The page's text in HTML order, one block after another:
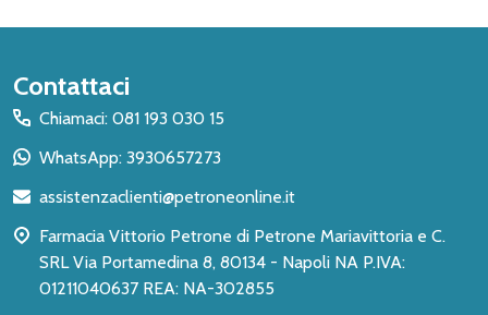
Inizio
del
piè
pagina
Contattaci
Chiamaci: 081 193 030 15
WhatsApp: 3930657273
assistenzaclienti@petroneonline.it
Farmacia Vittorio Petrone di Petrone Mariavittoria e C.
SRL Via Portamedina 8, 80134 - Napoli NA P.IVA:
01211040637 REA: NA-302855